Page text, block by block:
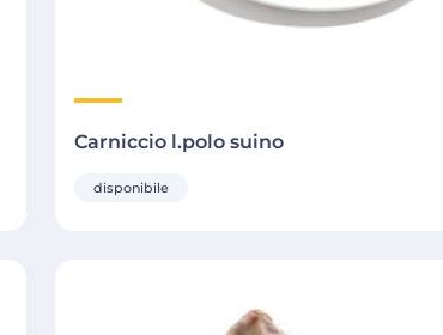
Carniccio l.polo suino
disponibile